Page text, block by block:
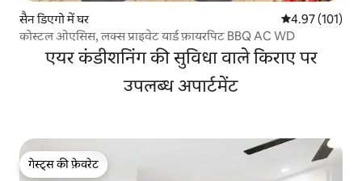
सैन डिएगो में घर औसत रेटिंग 5 में से
4.97 (101)
कोस्टल ओएसिस, लक्स प्राइवेट यार्ड फ़ायरपिट BBQ AC WD
एयर कंडीशनिंग की सुविधा वाले किराए पर
उपलब्ध अपार्टमेंट
गेस्ट्स की फ़ेवरेट
गेस्ट्स की फ़ेवरेट